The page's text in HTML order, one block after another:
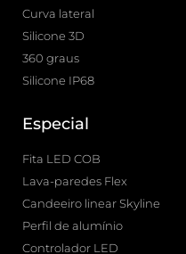
Curva lateral
Silicone 3D
360 graus
Silicone IP68
Especial
Fita LED COB
Lava-paredes Flex
Candeeiro linear Skyline
Perfil de alumínio
Controlador LED